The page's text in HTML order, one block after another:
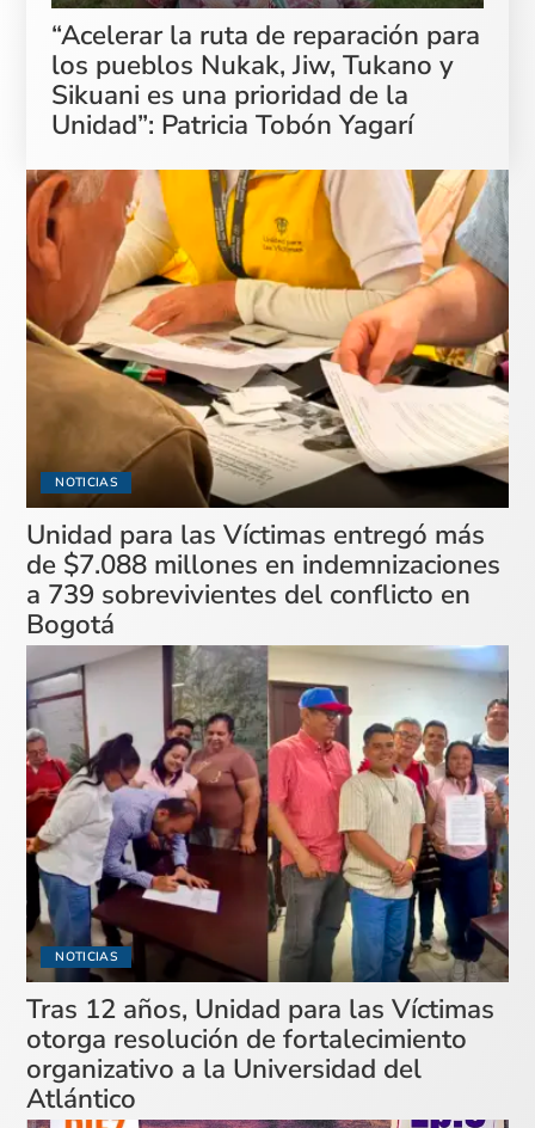
“Acelerar la ruta de reparación para
los pueblos Nukak, Jiw, Tukano y
Sikuani es una prioridad de la
Unidad”: Patricia Tobón Yagarí
NOTICIAS
Unidad para las Víctimas entregó más
de $7.088 millones en indemnizaciones
a 739 sobrevivientes del conflicto en
Bogotá
NOTICIAS
Tras 12 años, Unidad para las Víctimas
otorga resolución de fortalecimiento
organizativo a la Universidad del
Atlántico